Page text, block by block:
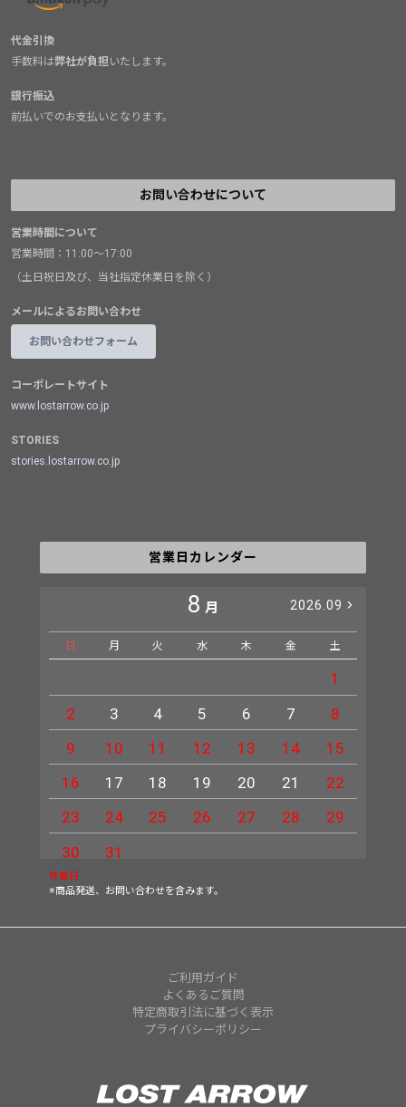
代金引換
手数料は弊社が負担 いたします。
銀行振込
前払いでのお支払いとなります。
お問い合わせについて
営業時間について
営業時間：11:00～17:00
（土日祝日及び、当社指定休業日を除く）
メールによるお問い合わせ
お問い合わせフォーム
コーポレートサイト
www.lostarrow.co.jp
STORIES
stories.lostarrow.co.jp
営業日カレンダー
8 月 2026.09
日 月 火 水 木 金 土
1
2
3 4 5 6 7
8
9
10 11 12 13 14
15
16
17 18 19 20 21
22
23
24 25 26 27 28
29
30
31
休業日
※商品発送、お問い合わせを含みます。
ご利用ガイド
よくあるご質問
特定商取引法に基づく表示
プライバシーポリシー